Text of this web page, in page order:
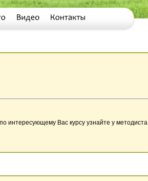
интересующему Вас курсу узнайте у методиста